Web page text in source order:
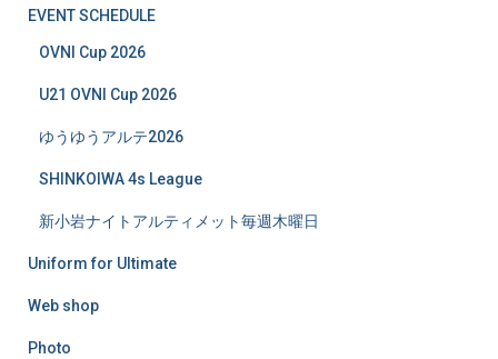
EVENT SCHEDULE
OVNI Cup 2026
U21 OVNI Cup 2026
ゆうゆうアルテ2026
SHINKOIWA 4s League
新小岩ナイトアルティメット毎週木曜日
Uniform for Ultimate
Web shop
Photo